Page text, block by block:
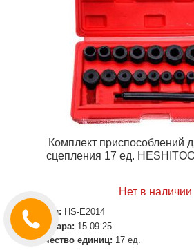
Комплект приспособлений
сцепления 17 ед.
Нет в наличии
Артикул: HS-E2014
Код товара: 15.09.25
Количество единиц: 17 ед.